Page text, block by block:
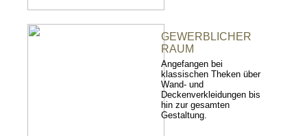
GEWERBLICHER
RAUM
Angefangen bei
klassischen Theken über
Wand- und
Deckenverkleidungen bis
hin zur gesamten
Gestaltung.